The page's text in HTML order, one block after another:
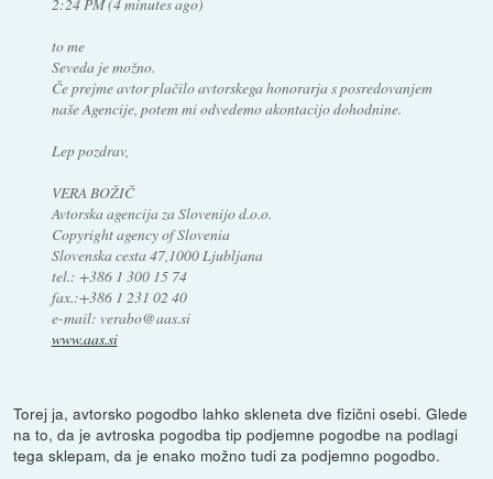
2:24 PM (4 minutes ago)
to me
Seveda je možno.
Če prejme avtor plačilo avtorskega honorarja s posredovanjem
naše Agencije, potem mi odvedemo akontacijo dohodnine.
Lep pozdrav,
VERA BOŽIČ
Avtorska agencija za Slovenijo d.o.o.
Copyright agency of Slovenia
Slovenska cesta 47,1000 Ljubljana
tel.: +386 1 300 15 74
fax.:+386 1 231 02 40
e-mail: verabo@aas.si
www.aas.si
Torej ja, avtorsko pogodbo lahko skleneta dve fizični osebi. Glede
na to, da je avtroska pogodba tip podjemne pogodbe na podlagi
tega sklepam, da je enako možno tudi za podjemno pogodbo.